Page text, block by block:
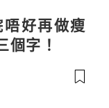
好再做瘦
個字！